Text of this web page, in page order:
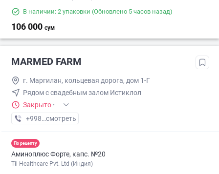
В наличии: 2 упаковки (Обновлено 5 часов назад)
106 000 сум
MARMED FARM
г. Маpгилан, кольцевая дорога, дом 1-Г
Рядом с свадебным залом Истиклол
Закрыто ·
+998 (55) XXX-XX-XX
смотреть
По рецепту
Аминоплюс Форте, капс. №20
Til Healthcare Pvt. Ltd (Индия)